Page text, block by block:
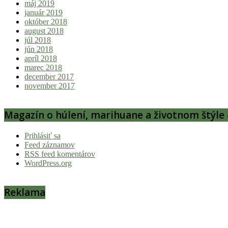
máj 2019
január 2019
október 2018
august 2018
júl 2018
jún 2018
apríl 2018
marec 2018
december 2017
november 2017
Magazín o húlení, marihuane a životnom štýle
Prihlásiť sa
Feed záznamov
RSS feed komentárov
WordPress.org
Reklama